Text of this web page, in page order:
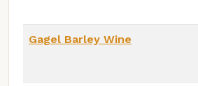
Gagel Barley Wine